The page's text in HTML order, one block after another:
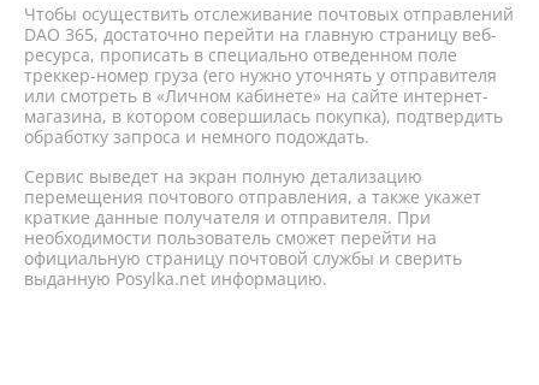
Чтобы осуществить отслеживание почтовых отправлений
DAO 365, достаточно перейти на главную страницу веб-
ресурса, прописать в специально отведенном поле
треккер-номер груза (его нужно уточнять у отправителя
или смотреть в «Личном кабинете» на сайте интернет-
магазина, в котором совершилась покупка), подтвердить
обработку запроса и немного подождать.
Сервис выведет на экран полную детализацию
перемещения почтового отправления, а также укажет
краткие данные получателя и отправителя. При
необходимости пользователь сможет перейти на
официальную страницу почтовой службы и сверить
выданную Posylka.net информацию.